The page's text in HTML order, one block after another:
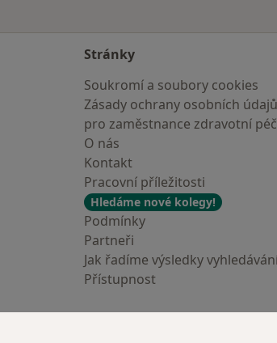
Stránky
Soukromí a soubory cookies
Zásady ochrany osobních údajů
pro zaměstnance zdravotní
O nás
Kontakt
Pracovní příležitosti
Hledáme nové kolegy!
Podmínky
Partneři
Jak řadíme výsledky
Přístupnost